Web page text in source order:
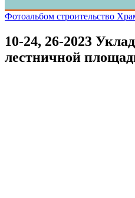
Фотоальбом строительство
10-24, 26-2023
лестничной